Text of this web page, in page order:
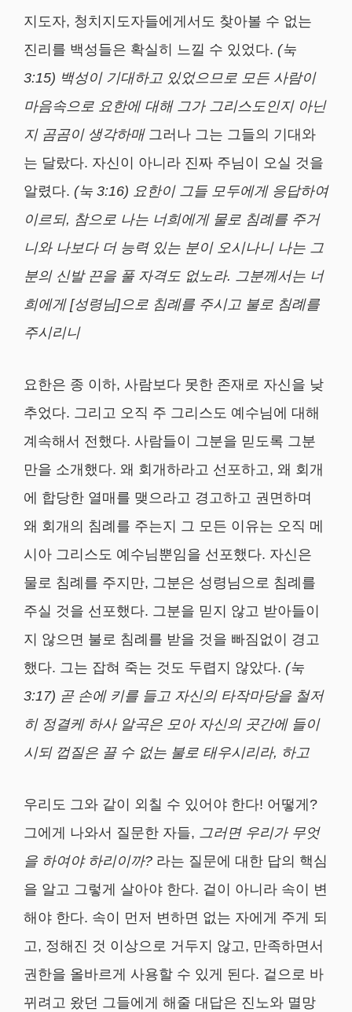
지도자, 청치지도자들에게서도 찾아볼 수 없는
진리를 백성들은 확실히 느낄 수 있었다. (눅
3:15) 백성이 기대하고 있었으므로 모든 사람이
마음속으로 요한에 대해 그가 그리스도인지 아닌
지 곰곰이 생각하매그러나 그는 그들의 기대와
는 달랐다. 자신이 아니라 진짜 주님이 오실 것을
알렸다. (눅 3:16) 요한이 그들 모두에게 응답하여
이르되, 참으로 나는 너희에게 물로 침례를 주거
니와 나보다 더 능력 있는 분이 오시나니 나는 그
분의 신발 끈을 풀 자격도 없노라. 그분께서는 너
희에게 [성령님]으로 침례를 주시고 불로 침례를
주시리니
요한은 종 이하, 사람보다 못한 존재로 자신을 낮
추었다. 그리고 오직 주 그리스도 예수님에 대해
계속해서 전했다. 사람들이 그분을 믿도록 그분
만을 소개했다. 왜 회개하라고 선포하고, 왜 회개
에 합당한 열매를 맺으라고 경고하고 권면하며
왜 회개의 침례를 주는지 그 모든 이유는 오직 메
시아 그리스도 예수님뿐임을 선포했다. 자신은
물로 침례를 주지만, 그분은 성령님으로 침례를
주실 것을 선포했다. 그분을 믿지 않고 받아들이
지 않으면 불로 침례를 받을 것을 빠짐없이 경고
했다. 그는 잡혀 죽는 것도 두렵지 않았다. (눅
3:17) 곧 손에 키를 들고 자신의 타작마당을 철저
히 정결케 하사 알곡은 모아 자신의 곳간에 들이
시되 껍질은 끌 수 없는 불로 태우시리라, 하고
우리도 그와 같이 외칠 수 있어야 한다! 어떻게?
그에게 나와서 질문한 자들, 그러면 우리가 무엇
을 하여야 하리이까? 라는 질문에 대한 답의 핵심
을 알고 그렇게 살아야 한다. 겉이 아니라 속이 변
해야 한다. 속이 먼저 변하면 없는 자에게 주게 되
고, 정해진 것 이상으로 거두지 않고, 만족하면서
권한을 올바르게 사용할 수 있게 된다. 겉으로 바
뀌려고 왔던 그들에게 해줄 대답은 진노와 멸망